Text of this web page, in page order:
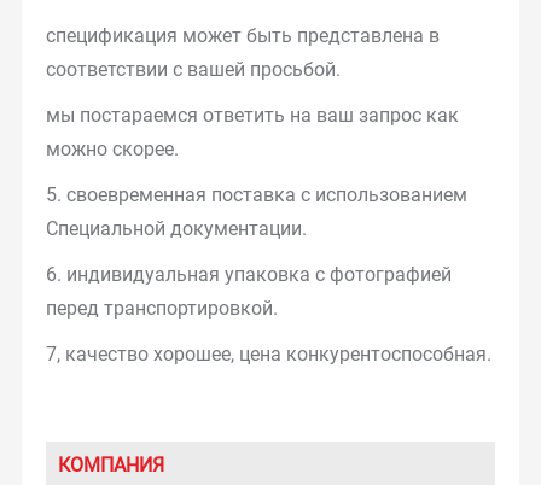
спецификация может быть представлена в
соответствии с вашей просьбой.
мы постараемся ответить на ваш запрос как
можно скорее.
5. своевременная поставка с использованием
Специальной документации.
6. индивидуальная упаковка с фотографией
перед транспортировкой.
7, качество хорошее, цена конкурентоспособная.
КОМПАНИЯ